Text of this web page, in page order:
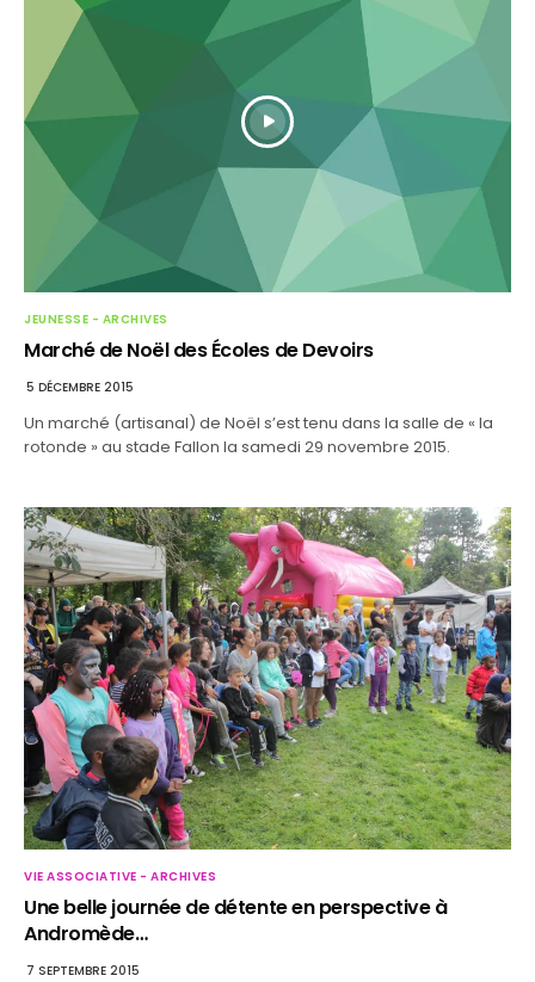
JEUNESSE - ARCHIVES
Marché de Noël des Écoles de Devoirs
5 DÉCEMBRE 2015
Un marché (artisanal) de Noël s’est tenu dans la salle de « la
rotonde » au stade Fallon la samedi 29 novembre 2015.
VIE ASSOCIATIVE - ARCHIVES
Une belle journée de détente en perspective à
Andromède…
7 SEPTEMBRE 2015